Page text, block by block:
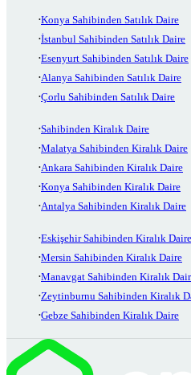
Konya Sahibinden Satılık Daire
İstanbul Sahibinden Satılık Daire
Esenyurt Sahibinden Satılık Daire
Alanya Sahibinden Satılık Daire
Çorlu Sahibinden Satılık Daire
Sahibinden Kiralık Daire
Malatya Sahibinden Kiralık Daire
Ankara Sahibinden Kiralık Daire
Konya Sahibinden Kiralık Daire
Antalya Sahibinden Kiralık Daire
Eskişehir Sahibinden Kiralık Daire
Mersin Sahibinden Kiralık Daire
Manavgat Sahibinden Kiralık
Zeytinburnu Sahibinden Kiralık
Gebze Sahibinden Kiralık Daire